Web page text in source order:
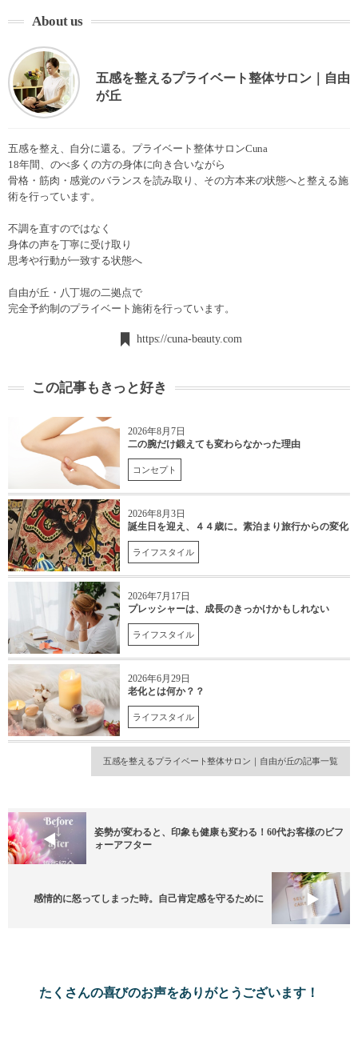
About us
五感を整えるプライベート整体サロン｜自由
が丘
五感を整え、自分に還る。プライベート整体サロンCuna
18年間、のべ多くの方の身体に向き合いながら
骨格・筋肉・感覚のバランスを読み取り、その方本来の状態へと整える施
術を行っています。
不調を直すのではなく
身体の声を丁寧に受け取り
思考や行動が一致する状態へ
自由が丘・八丁堀の二拠点で
完全予約制のプライベート施術を行っています。
https://cuna-beauty.com
この記事もきっと好き
2026年8月7日
二の腕だけ鍛えても変わらなかった理由
コンセプト
2026年8月3日
誕生日を迎え、４４歳に。素泊まり旅行からの変化
ライフスタイル
2026年7月17日
プレッシャーは、成長のきっかけかもしれない
ライフスタイル
2026年6月29日
老化とは何か？？
ライフスタイル
五感を整えるプライベート整体サロン｜自由が丘の記事一覧
姿勢が変わると、印象も健康も変わる！60代お客様のビフ
ォーアフター
感情的に怒ってしまった時。自己肯定感を守るために
たくさんの喜びのお声をありがとうございます！